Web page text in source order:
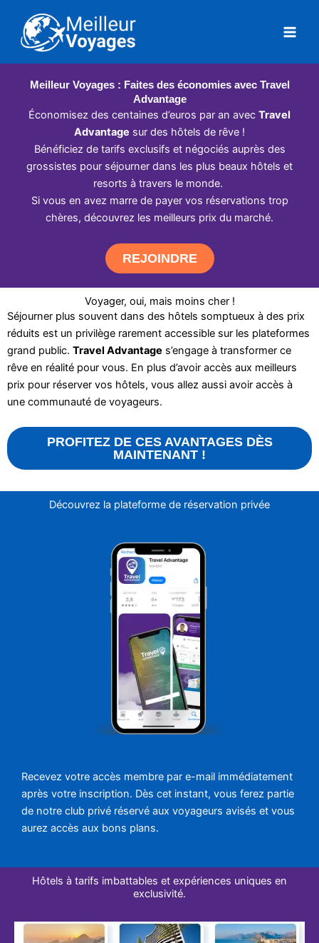
contenu
Meilleur Voyages : Faites des économies avec Travel
Advantage
Économisez des centaines d’euros par an avec Travel
Advantage sur des hôtels de rêve !
Bénéficiez de tarifs exclusifs et négociés auprès des
grossistes pour séjourner dans les plus beaux hôtels et
resorts à travers le monde.
Si vous en avez marre de payer vos réservations trop
chères, découvrez les meilleurs prix du marché.
REJOINDRE
Voyager, oui, mais moins cher !
Séjourner plus souvent dans des hôtels somptueux à des prix
réduits est un privilège rarement accessible sur les plateformes
grand public. Travel Advantage s’engage à transformer ce
rêve en réalité pour vous. En plus d’avoir accès aux meilleurs
prix pour réserver vos hôtels, vous allez aussi avoir accès à
une communauté de voyageurs.
PROFITEZ DE CES AVANTAGES DÈS
MAINTENANT !
Découvrez la plateforme de réservation privée
Recevez votre accès membre par e-mail immédiatement
après votre inscription. Dès cet instant, vous ferez partie
de notre club privé réservé aux voyageurs avisés et vous
aurez accès aux bons plans.
Hôtels à tarifs imbattables et expériences uniques en
exclusivité.